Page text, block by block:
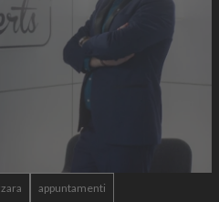
appuntamenti